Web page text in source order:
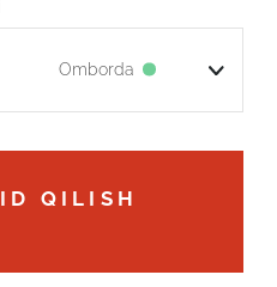
Omborda
QILISH
tasdiqlang